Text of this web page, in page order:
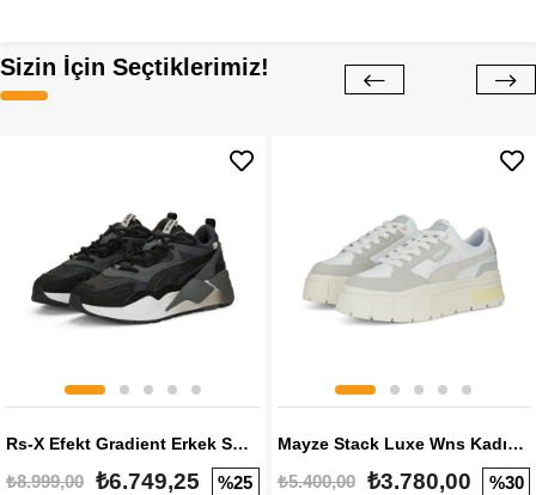
Sizin İçin Seçtiklerimiz!
Rs-X Efekt Gradient Erkek Sneaker
₺8.999,00 ₺6.749,25 %25
Mayze Stack Luxe Wns Kadın Sneaker
₺5.400,00 ₺3.780,00 %30